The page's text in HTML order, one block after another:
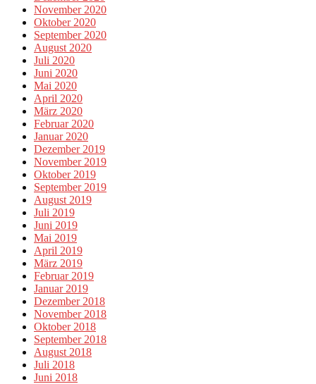
November 2020
Oktober 2020
September 2020
August 2020
Juli 2020
Juni 2020
Mai 2020
April 2020
März 2020
Februar 2020
Januar 2020
Dezember 2019
November 2019
Oktober 2019
September 2019
August 2019
Juli 2019
Juni 2019
Mai 2019
April 2019
März 2019
Februar 2019
Januar 2019
Dezember 2018
November 2018
Oktober 2018
September 2018
August 2018
Juli 2018
Juni 2018